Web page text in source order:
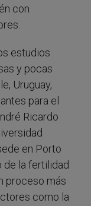
con
estudios
y pocas
Uruguay,
para el
Ricardo
en Porto
de la fertilidad
proceso más
como la